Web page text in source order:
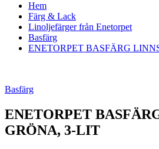
Hem
Färg & Lack
Linoljefärger från Enetorpet
Basfärg
ENETORPET BASFÄRG
Basfärg
ENETORPET
GRÖNA, 3-LIT